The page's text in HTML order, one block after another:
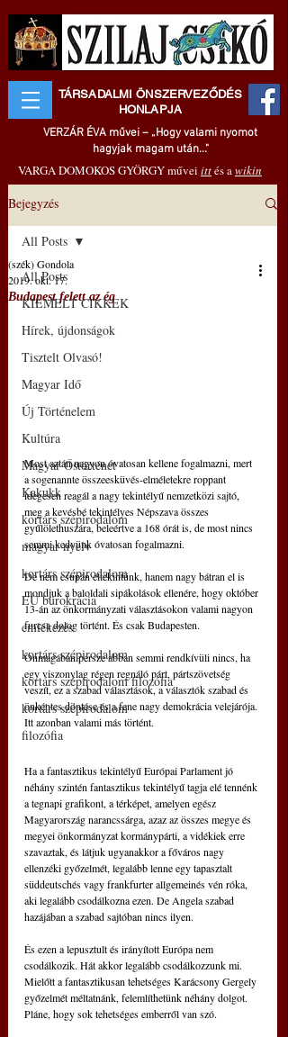
TÁRSADALMI ÖNSZERVEZŐDÉS
HONLAPJA
VERZÁR ÉVA művei – „Hogy valami nyomot
hagyjak magam után..."
VARGA DOMOKOS GYÖRGY művei ittés awikin
Bejegyzés
All Posts
KIEMELT CIKKEK
Hírek, újdonságok
Tisztelt Olvasó!
Magyar Idő
Új Történelem
Kultúra
Magyar Őstörténet
Kakukk
kortárs szépirodalom
magyar nyelv
kortárs szépirodalom
EU bürokrácia
emlékezés
kortárs szépirodalom
kortárs szépirodalom filozófia
kortárs szépirodalom
filozófia
All Posts
Budapest felett az ég
(szék) Gondola
2019. okt. 17.
Most aztán nagyon óvatosan kellene fogalmazni, mert
a sogenannte összeesküvés-elméletekre roppant
idegesen reagál a nagy tekintélyű nemzetközi sajtó,
meg a kevésbé tekintélyes Népszava összes
gyűlölethuszára, beleértve a 168 órát is, de most nincs
semmi kedvünk óvatosan fogalmazni.
De nem csupán eltekintünk, hanem nagy bátran el is
mondjuk a baloldali sipákolások ellenére, hogy október
13-án az önkormányzati választásokon valami nagyon
furcsa dolog történt. És csak Budapesten.
Önmagában persze abban semmi rendkívüli nincs, ha
egy viszonylag régen regnáló párt, pártszövetség
veszít, ez a szabad választások, a választók szabad és
önkéntes döntése és a fene nagy demokrácia velejárója.
Itt azonban valami más történt.
Ha a fantasztikus tekintélyű Európai Parlament jó
néhány szintén fantasztikus tekintélyű tagja elé tennénk
a tegnapi grafikont, a térképet, amelyen egész
Magyarország narancssárga, azaz az összes megye és
megyei önkormányzat kormánypárti, a vidékiek erre
szavaztak, és látjuk ugyanakkor a főváros nagy
ellenzéki győzelmét, legalább lenne egy tapasztalt
süddeutschés vagy frankfurter allgemeinés vén róka,
aki legalább csodálkozna ezen. De Angela szabad
hazájában a szabad sajtóban nincs ilyen.
És ezen a lepusztult és irányított Európa nem
csodálkozik. Hát akkor legalább csodálkozzunk mi.
Mielőtt a fantasztikusan tehetséges Karácsony Gergely
győzelmét méltatnánk, felemlíthetünk néhány dolgot.
Pláne, hogy sok tehetséges emberről van szó.